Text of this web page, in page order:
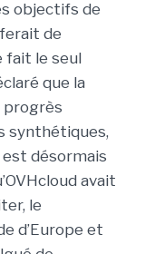
objectifs de
de
fait le seul
que la
progrès
synthétiques,
est désormais
avait
le
d’Europe et